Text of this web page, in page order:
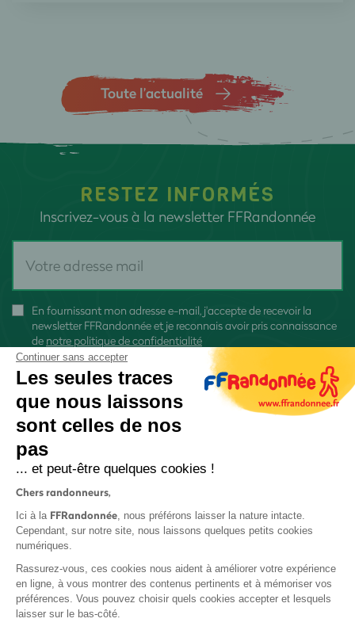
Toute l’actualité
RESTEZ INFORMÉS
Inscrivez-vous à la newsletter FFRandonnée
En fournissant mon adresse e-mail, j'accepte de recevoir la
newsletter FFRandonnée et je reconnais avoir pris connaissance
de notre politique de confidentialité
Protection des données
Politique de confidentialité
Continuer sans accepter
Les seules traces
que nous laissons
sont celles de nos
pas
... et peut-être quelques cookies !
Chers randonneurs,
Ici à la FFRandonnée, nous préférons laisser la nature intacte.
Cependant, sur notre site, nous laissons quelques petits cookies
numériques.
Rassurez-vous, ces cookies nous aident à améliorer votre expérience
en ligne, à vous montrer des contenus pertinents et à mémoriser vos
préférences. Vous pouvez choisir quels cookies accepter et lesquels
laisser sur le bas-côté.